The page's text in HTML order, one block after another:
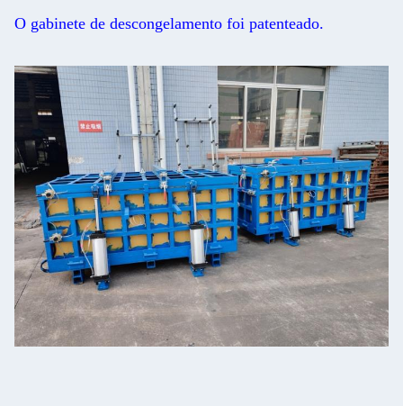
O gabinete de descongelamento foi patenteado.